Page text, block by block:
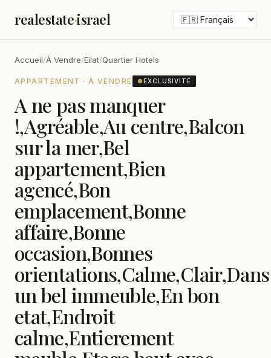
realestate·israel
Accueil/À Vendre/Eilat/Quartier Hotels
APPARTEMENT · À VENDRE ●EXCLUSIVITÉ
A ne pas manquer
!,Agréable,Au centre,Balcon
sur la mer,Bel
appartement,Bien
agencé,Bon
emplacement,Bonne
affaire,Bonne
occasion,Bonnes
orientations,Calme,Clair,Dans
un bel immeuble,En bon
etat,Endroit
calme,Entierement